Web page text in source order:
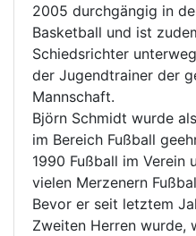
2005 durchgängig in
Basketball und ist
Schiedsrichter
der Jugendtrainer der
Mannschaft.
Björn Schmidt wurde
im Bereich Fußball
1990 Fußball im Verein
vielen Merzenern
Bevor er seit letztem
Zweiten Herren wurde,